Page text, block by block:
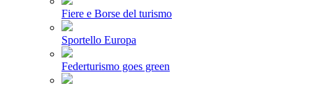
Fiere e Borse del turismo
Sportello Europa
Federturismo goes green